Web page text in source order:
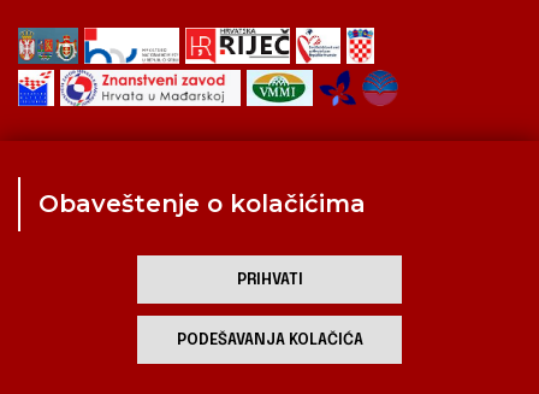
Kulturna scena
Zavod za kulturu vojvođanskih Hrvata
Obaveštenje o kolačićima
PRIHVATI
PODEŠAVANJA KOLAČIĆA